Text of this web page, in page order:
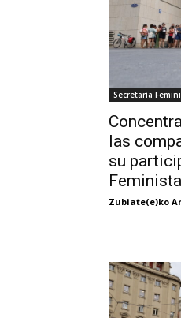
Secretaría
las
su
Zubiate(e)ko